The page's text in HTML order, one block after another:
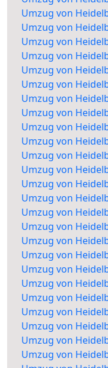
Umzug von
Umzug von
Umzug von
Umzug von
Umzug von
Umzug von
Umzug von
Umzug von
Umzug von
Umzug von
Umzug von
Umzug von
Umzug von
Umzug von
Umzug von
Umzug von
Umzug von
Umzug von
Umzug von
Umzug von
Umzug von
Umzug von
Umzug von
Umzug von
Umzug von